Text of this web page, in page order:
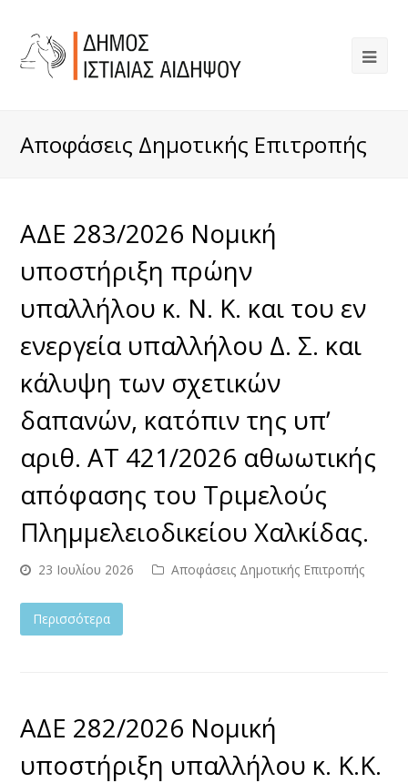
Αποφάσεις Δημοτικής Επιτροπής
ΑΔΕ 283/2026 Νομική
υποστήριξη πρώην
υπαλλήλου κ. Ν. Κ. και του εν
ενεργεία υπαλλήλου Δ. Σ. και
κάλυψη των σχετικών
δαπανών, κατόπιν της υπ’
αριθ. ΑΤ 421/2026 αθωωτικής
απόφασης του Τριμελούς
Πλημμελειοδικείου Χαλκίδας.
23 Ιουλίου 2026 Αποφάσεις Δημοτικής Επιτροπής
Περισσότερα
ΑΔΕ 282/2026 Νομική
υποστήριξη υπαλλήλου κ. Κ.Κ.